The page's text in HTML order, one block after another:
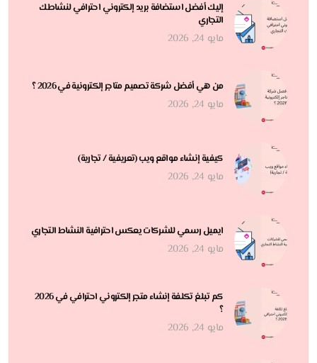
إليك أفضل استضافة بريد إلكتروني احترافي لنشاطك
التجاري
مايو 24, 2026
من هي أفضل شركة تصميم متاجر إلكترونية في 2026 ؟
مايو 24, 2026
كيفية إنشاء مواقع ويب (تعريفية / تجارية)
مايو 24, 2026
ايميل رسمي للشركات يعكس احترافية النشاط التجاري
مايو 24, 2026
كم تبلغ تكلفة إنشاء متجر إلكتروني احترافي في 2026
؟
مايو 24, 2026